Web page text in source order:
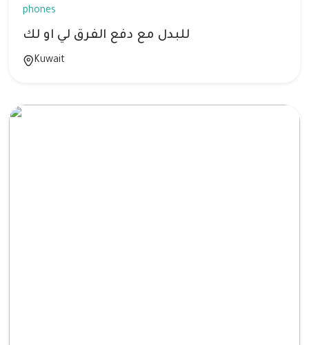
phones
للبدل مع دفع الفرق لي او لك
Kuwait